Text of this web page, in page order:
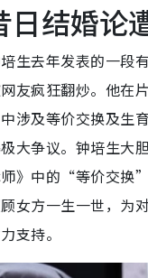
日结婚论
生去年发表的一
友疯狂翻炒。他在
涉及等价交换及生
大争议。钟培生大
》中的“等价交换
女方一生一世，为
支持。